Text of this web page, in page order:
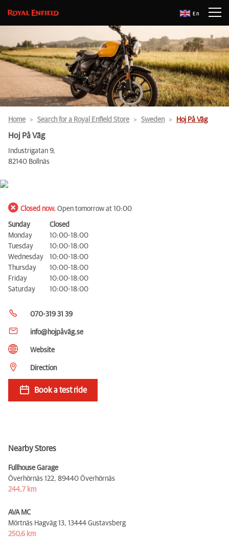
En
Home Search for a Royal Enfield Store Sweden Hoj På Väg
Hoj På Väg
Industrigatan 9,
82140 Bollnäs
Closed now. Open tomorrow at 10:00
Sunday
Closed
Monday
10:00-18:00
Tuesday
10:00-18:00
Wednesday
10:00-18:00
Thursday
10:00-18:00
Friday
10:00-18:00
Saturday
10:00-18:00
070-319 31 39
info@hojpåväg.se
Website
Direction
Book a test ride
Nearby Stores
Fullhouse Garage
Överhörnäs 122, 89440 Överhörnäs
244,7 km
AVA MC
Mörtnäs Hagväg 13, 13444 Gustavsberg
250,6 km